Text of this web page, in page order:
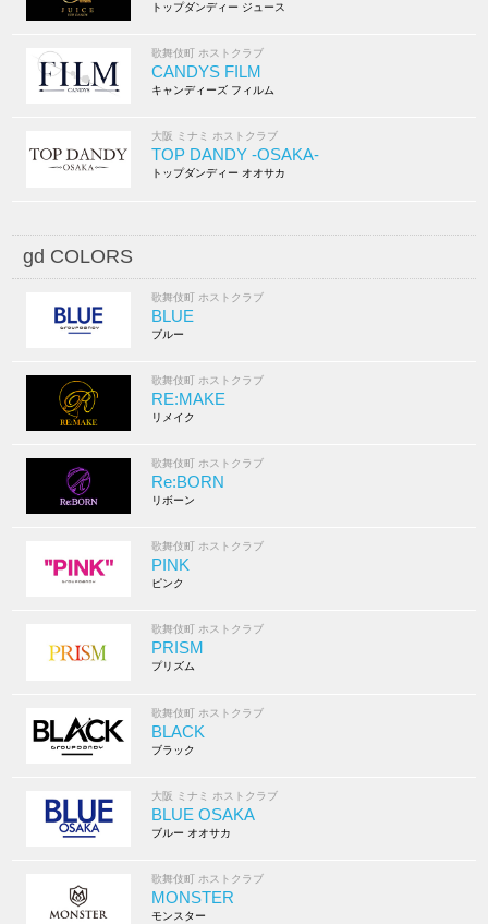
トップダンディー ジュース
歌舞伎町 ホストクラブ
CANDYS FILM
キャンディーズ フィルム
大阪 ミナミ ホストクラブ
TOP DANDY -OSAKA-
トップダンディー オオサカ
gd COLORS
歌舞伎町 ホストクラブ
BLUE
ブルー
歌舞伎町 ホストクラブ
RE:MAKE
リメイク
歌舞伎町 ホストクラブ
Re:BORN
リボーン
歌舞伎町 ホストクラブ
PINK
ピンク
歌舞伎町 ホストクラブ
PRISM
プリズム
歌舞伎町 ホストクラブ
BLACK
ブラック
大阪 ミナミ ホストクラブ
BLUE OSAKA
ブルー オオサカ
歌舞伎町 ホストクラブ
MONSTER
モンスター